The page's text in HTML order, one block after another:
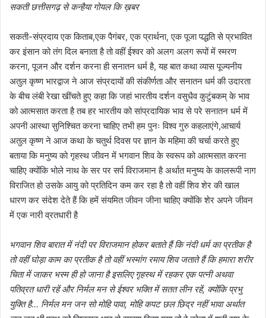
सकती छत्तीसगढ़ से कन्हैया गोयल कि ख़बर
सकती-संप्रदाय एक किताब,एक पैगंबर, एक प्रार्थना, एक पूजा पद्धति से प्रभावित
कर इंसान को तंग दिल बनाता है तो वहीं ईश्वर को अलग अलग रूपों में स्मरण
करना, पूजन और दर्शन करना ही सनातन धर्म है, यह बात कथा व्यास पूज्यनीय
अतुल कृष्ण भारद्वाज ने आज संप्रदायों की संकीर्णता और सनातन धर्म की उदारता
के बीच लंबी रेखा खींचते हुए कहा कि जहां भारतीय दर्शन वसुधैव कुटुंबकम् के भाव
को आत्मसात करता है तब हर भारतीय को सांप्रदायिक भाव से परे सनातन धर्म में
अपनी आस्था सुनिश्चित करना चाहिए तभी हम पुनः विश्व गुरु कहलाएंगे,आचार्य
अतुल कृष्ण ने आज कथा के चतुर्थ दिवस पर ज्ञान के महिमा की चर्चा करते हुए
बताया कि मनुष्य को गृहस्थ जीवन में भगवान शिव के स्वरूप को आत्मसात करना
चाहिए क्योंकि भोले नाथ के सर पर सर्प विराजमान है अर्थात मनुष्य के कालरूपी नाग
विराजित हो उसके आयु को प्रतिदिन कम कर रहा है तो वहीं शिव शेर की खाल
धारण कर संदेश देते हैं कि हमें संयमित जीवन जीना चाहिए क्योंकि शेर अपने जीवन
में एक नारी व्रतधारी है
भगवान शिव बारात में नंदी पर विराजमान होकर बताते हैं कि नंदी धर्म का प्रतीक है
तो वहीं घोड़ा काम का प्रतीक है तो वहीं भस्मांग रमाय शिव जताते हैं कि हमारा शरीर
चिता में जाकर भस्म ही हो जाना है इसलिए गृहस्थ में रहकर एक पत्नी अथवा
पतिव्रत धारी रहें और निर्मल मन से ईश्वर भक्ति में सतत लीन रहें, क्योंकि प्रभु
युक्ति है… निर्मल मन जन सो मोहि पावा, मोहि कपट छल छिद्र नहीं भावा अर्थात